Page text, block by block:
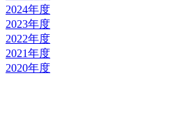
2024年度
2023年度
2022年度
2021年度
2020年度